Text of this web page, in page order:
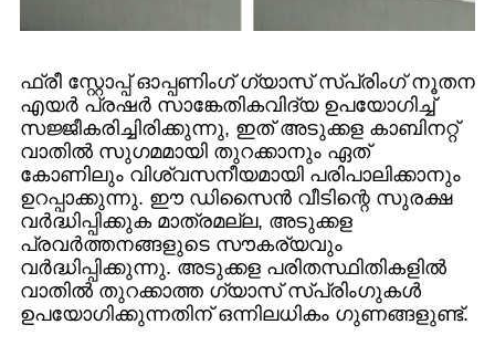
ഫ്രീ സ്റ്റോപ്പ് ഓപ്പണിംഗ് ഗ്യാസ് സ്പ്രിംഗ് നൂതന
എയർ പ്രഷർ സാങ്കേതികവിദ്യ ഉപയോഗിച്ച്
സജ്ജീകരിച്ചിരിക്കുന്നു, ഇത് അടുക്കള കാബിനറ്റ്
വാതിൽ സുഗമമായി തുറക്കാനും ഏത്
കോണിലും വിശ്വസനീയമായി പരിപാലിക്കാനും
ഉറപ്പാക്കുന്നു. ഈ ഡിസൈൻ വീടിന്റെ സുരക്ഷ
വർദ്ധിപ്പിക്കുക മാത്രമല്ല, അടുക്കള
പ്രവർത്തനങ്ങളുടെ സൗകര്യവും
വർദ്ധിപ്പിക്കുന്നു. അടുക്കള പരിതസ്ഥിതികളിൽ
വാതിൽ തുറക്കാത്ത ഗ്യാസ് സ്പ്രിംഗുകൾ
ഉപയോഗിക്കുന്നതിന് ഒന്നിലധികം ഗുണങ്ങളുണ്ട്.